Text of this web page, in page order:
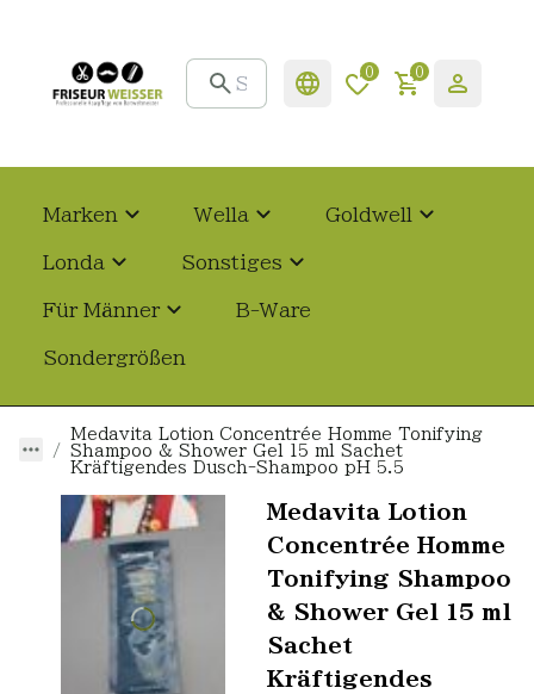
0 0
Marken Wella Goldwell
Londa Sonstiges
Für Männer B-Ware
Sondergrößen
Medavita Lotion Concentrée Homme Tonifying
Shampoo & Shower Gel 15 ml Sachet
Kräftigendes Dusch-Shampoo pH 5.5
Medavita Lotion
Concentrée Homme
Tonifying Shampoo
& Shower Gel 15 ml
Sachet
Kräftigendes